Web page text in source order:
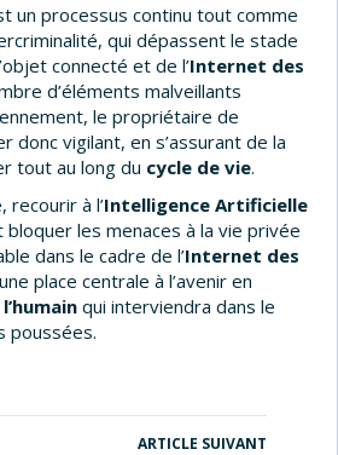
un processus continu tout comme
qui dépassent le stade
connecté et de l’Internet des
d’éléments malveillants
le propriétaire de
donc vigilant, en s’assurant de la
tout au long du cycle de vie.
recourir à l’Intelligence Artificielle
les menaces à la vie privée
dans le cadre de l’Internet des
place centrale à l’avenir en
qui interviendra dans le
poussées.
ARTICLE SUIVANT